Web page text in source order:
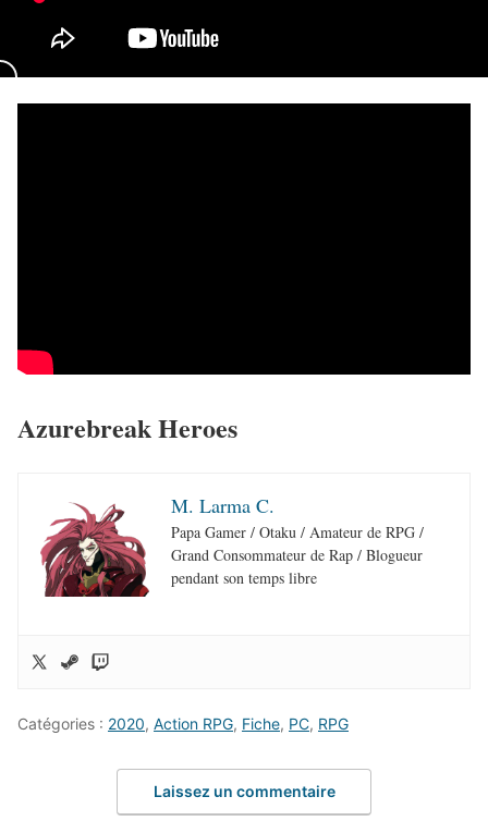
Azurebreak Heroes
M. Larma C.
Papa Gamer / Otaku / Amateur de RPG /
Grand Consommateur de Rap / Blogueur
pendant son temps libre
Catégories : 2020, Action RPG, Fiche, PC, RPG
Laissez un commentaire